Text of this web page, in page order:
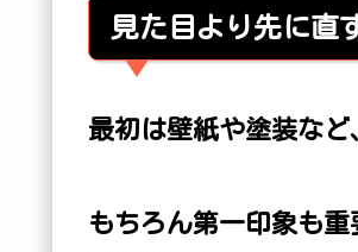
見た目より先に直
最初は壁紙や塗装など
もちろん第一印象も